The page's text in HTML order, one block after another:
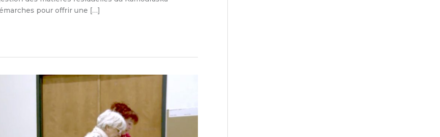
pour offrir une […]